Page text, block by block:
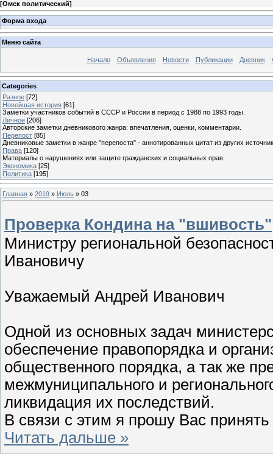
[Омск политический]
Форма входа
Меню сайта
Начало Объявления Новости Публикации Дневник
Categories
Разное [72]
Новейшая история [61]
Заметки участников событий в СССР и России в период с 1988 по 1993 годы.
Личное [206]
Авторские заметки дневникового жанра: впечатления, оценки, комментарии.
Перепост [85]
Дневниковые заметки в жанре "перепоста" - аннотированных цитат из других
Права [120]
Материалы о нарушениях или защите гражданских и социальных прав.
Экономика [25]
Политика [195]
Главная » 2019 » Июль » 03
Проверка Кондина на "вшивость"
Министру региональной
Ивановичу
Уважаемый Андрей Иванович
Одной из основных задач
обеспечение правопорядка и
общественного порядка, а так же
межмуниципального и
ликвидация их последствий.
В связи с этим я прошу Вас
Читать дальше »